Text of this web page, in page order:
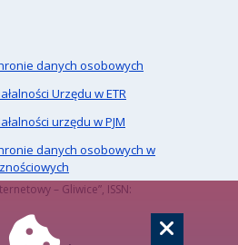
danych osobowych
Urzędu w ETR
urzędu w PJM
danych osobowych w
– Gliwice”, ISSN: